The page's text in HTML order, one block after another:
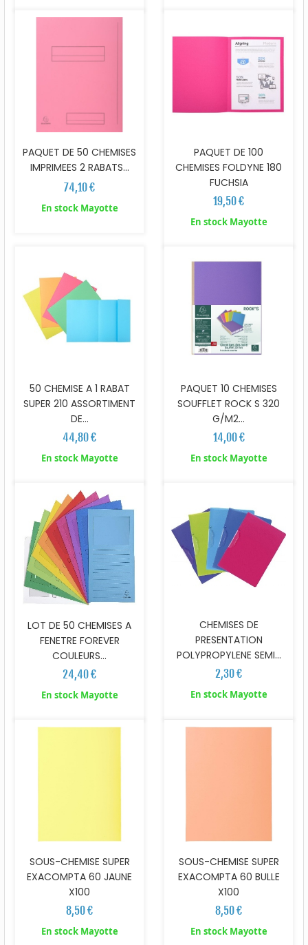
PAQUET DE 50 CHEMISES
IMPRIMEES 2 RABATS...
74,10 €
En stock Mayotte
PAQUET DE 100
CHEMISES FOLDYNE 180
FUCHSIA
19,50 €
En stock Mayotte
50 CHEMISE A 1 RABAT
SUPER 210 ASSORTIMENT
DE...
44,80 €
En stock Mayotte
PAQUET 10 CHEMISES
SOUFFLET ROCK S 320
G/M2...
14,00 €
En stock Mayotte
LOT DE 50 CHEMISES A
FENETRE FOREVER
COULEURS...
24,40 €
En stock Mayotte
CHEMISES DE
PRESENTATION
POLYPROPYLENE SEMI...
2,30 €
En stock Mayotte
SOUS-CHEMISE SUPER
EXACOMPTA 60 JAUNE
X100
8,50 €
En stock Mayotte
SOUS-CHEMISE SUPER
EXACOMPTA 60 BULLE
X100
8,50 €
En stock Mayotte